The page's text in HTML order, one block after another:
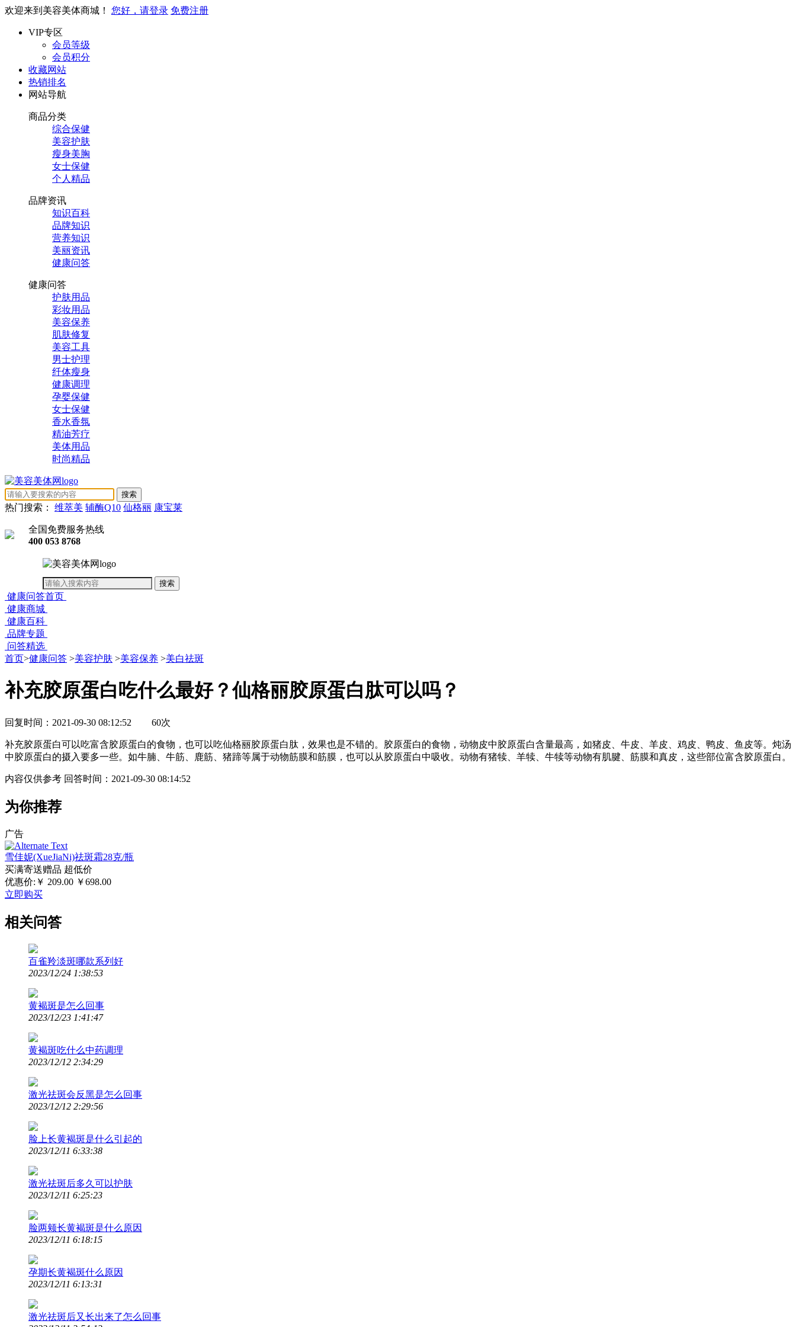
欢迎来到美容美体商城！ 您好，请登录 免费注册
VIP专区
会员等级
会员积分
收藏网站
热销排名
网站导航
商品分类
综合保健
美容护肤
瘦身美胸
女士保健
个人精品
品牌资讯
知识百科
品牌知识
营养知识
美丽资讯
健康问答
健康问答
护肤用品
彩妆用品
美容保养
肌肤修复
美容工具
男士护理
纤体瘦身
健康调理
孕婴保健
女士保健
香水香氛
精油芳疗
美体用品
时尚精品
热门搜索： 维萃美 辅酶Q10 仙格丽 康宝莱
全国免费服务热线
400 053 8768
健康问答首页
健康商城
健康百科
品牌专题
问答精选
首页>健康问答 >美容护肤 >美容保养 >美白祛斑
补充胶原蛋白吃什么最好？仙格丽胶原蛋白肽可以吗？
回复时间：2021-09-30 08:12:52 60次
补充胶原蛋白可以吃富含胶原蛋白的食物，也可以吃仙格丽胶原蛋白肽，效果也是不错的。胶原蛋白的食物，动物皮中胶原蛋白含量最高，如猪皮、牛皮、羊皮、鸡皮、鸭皮、鱼皮等。炖汤
中胶原蛋白的摄入要多一些。如牛腩、牛筋、鹿筋、猪蹄等属于动物筋膜和筋膜，也可以从胶原蛋白中吸收。动物有猪犊、羊犊、牛犊等动物有肌腱、筋膜和真皮，这些部位富含胶原蛋白。
内容仅供参考 回答时间：2021-09-30 08:14:52
为你推荐
广告
雪佳妮(XueJiaNi)祛斑霜28克/瓶
买满寄送赠品 超低价
优惠价:￥ 209.00 ￥698.00
立即购买
相关问答
百雀羚淡斑哪款系列好
2023/12/24 1:38:53
黄褐斑是怎么回事
2023/12/23 1:41:47
黄褐斑吃什么中药调理
2023/12/12 2:34:29
激光祛斑会反黑是怎么回事
2023/12/12 2:29:56
脸上长黄褐斑是什么引起的
2023/12/11 6:33:38
激光祛斑后多久可以护肤
2023/12/11 6:25:23
脸两颊长黄褐斑是什么原因
2023/12/11 6:18:15
孕期长黄褐斑什么原因
2023/12/11 6:13:31
激光祛斑后又长出来了怎么回事